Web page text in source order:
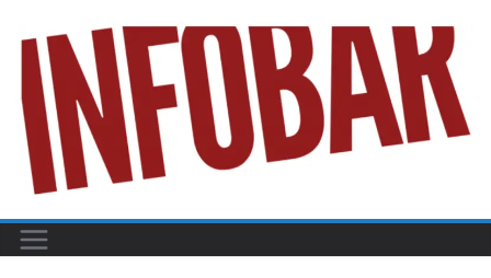
content